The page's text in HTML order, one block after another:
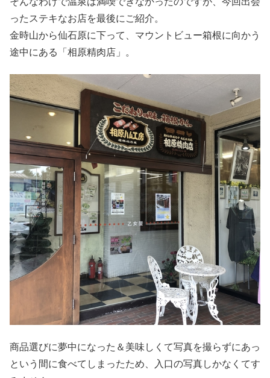
ったステキなお店を最後にご紹介。
金時山から仙石原に下って、マウントビュー箱根に向かう
途中にある「相原精肉店」。
商品選びに夢中になった＆美味しくて写真を撮らずにあっ
という間に食べてしまったため、入口の写真しかなくてす